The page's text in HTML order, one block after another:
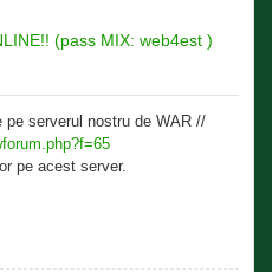
(pass MIX: web4est )
pe serverul nostru de WAR //
pe acest server.